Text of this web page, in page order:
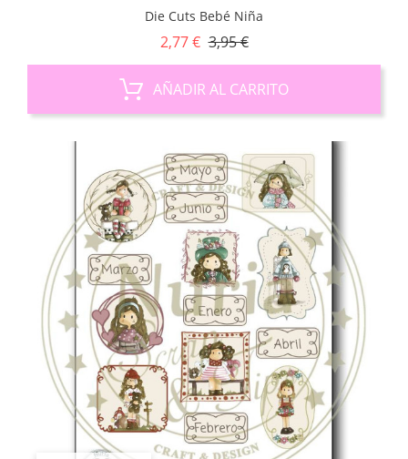
Die Cuts Bebé Niña
2,77 € Precio
3,95 €Precio
AÑADIR AL CARRITO